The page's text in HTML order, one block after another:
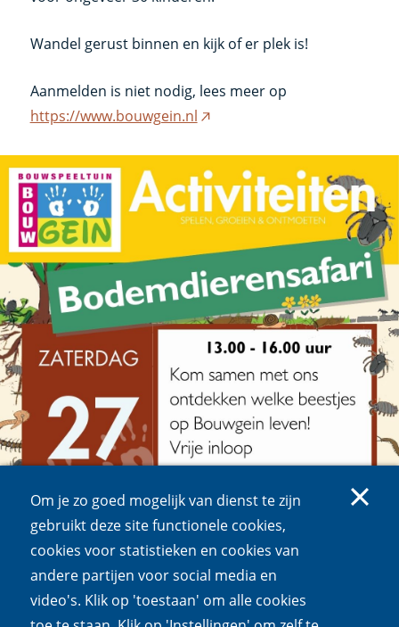
Om je zo goed mogelijk van dienst te zijn
gebruikt deze site functionele cookies,
cookies voor statistieken en cookies van
andere partijen voor social media en
video's. Klik op 'toestaan' om alle cookies
Wandel gerust binnen en kijk of er plek is!
Aanmelden is niet nodig, lees meer op
https://www.bouwgein.nl (externe